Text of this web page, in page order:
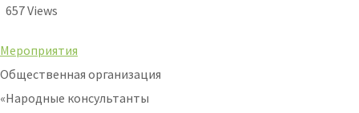
657 Views
Мероприятия
Общественная организация
«Народные консультанты